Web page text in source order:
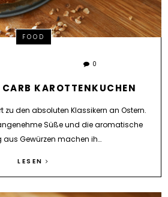
FOOD
0
CARB KAROTTENKUCHEN
zu den absoluten Klassikern an Ostern.
Süße und die aromatische
aus Gewürzen machen ih…
LESEN